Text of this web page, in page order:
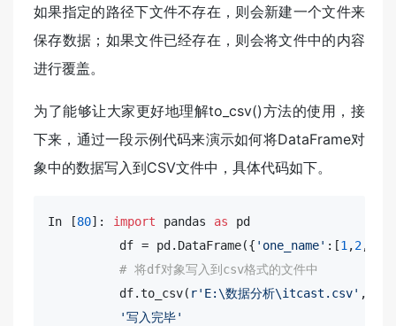
如果指定的路径下文件不存在，则会新建一个文件来
保存数据；如果文件已经存在，则会将文件中的内容
进行覆盖。
为了能够让大家更好地理解to_csv()方法的使用，接
下来，通过一段示例代码来演示如何将DataFrame对
象中的数据写入到CSV文件中，具体代码如下。
In [80]: import pandas as pd
         df = pd.DataFrame({
'one_name' :[1,2,
# 将df对象写入到csv格式的文件中
         df.to_csv(
r'E:\数据分析\itcast.csv' ,
'写入完毕'